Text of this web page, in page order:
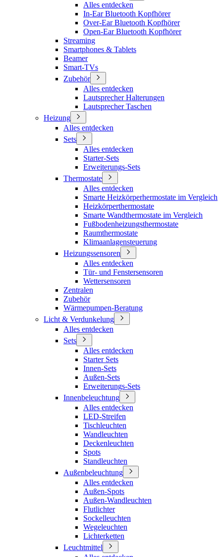
Alles entdecken
In-Ear Bluetooth Kopfhörer
Over-Ear Bluetooth Kopfhörer
Open-Ear Bluetooth Kopfhörer
Streaming
Smartphones & Tablets
Beamer
Smart-TVs
Zubehör
Alles entdecken
Lautsprecher Halterungen
Lautsprecher Taschen
Heizung
Alles entdecken
Sets
Alles entdecken
Starter-Sets
Erweiterungs-Sets
Thermostate
Alles entdecken
Smarte Heizkörperhermostate im Vergleich
Heizkörperthermostate
Smarte Wandthermostate im Vergleich
Fußbodenheizungsthermostate
Raumthermostate
Klimaanlagensteuerung
Heizungssensoren
Alles entdecken
Tür- und Fenstersensoren
Wettersensoren
Zentralen
Zubehör
Wärmepumpen-Beratung
Licht & Verdunkelung
Alles entdecken
Sets
Alles entdecken
Starter Sets
Innen-Sets
Außen-Sets
Erweiterungs-Sets
Innenbeleuchtung
Alles entdecken
LED-Streifen
Tischleuchten
Wandleuchten
Deckenleuchten
Spots
Standleuchten
Außenbeleuchtung
Alles entdecken
Außen-Spots
Außen-Wandleuchten
Flutlichter
Sockelleuchten
Wegeleuchten
Lichterketten
Leuchtmittel